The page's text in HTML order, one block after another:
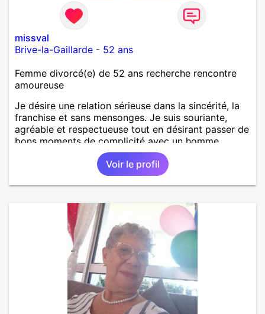
missval
Brive-la-Gaillarde - 52 ans
Femme divorcé(e) de 52 ans recherche rencontre
amoureuse
Je désire une relation sérieuse dans la sincérité, la
franchise et sans mensonges. Je suis souriante,
agréable et respectueuse tout en désirant passer de
bons moments de complicité avec un homme
voulant aller dans la même direction que moi.
Voir le profil